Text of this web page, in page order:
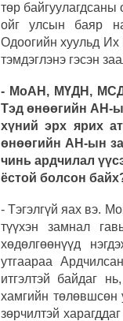
төр
ойг улсын баяр
Одоогийн хуульд Их
тэмдэглэнэ гэсэн
- МоАН, МҮДН,
Тэд өнөөгийн АН-
хүний эрх ярих
өнөөгийн АН-ын
чинь ардчилал
ёстой болсон
- Тэгэлгүй яах вэ.
түүхэн замнал
хөдөлгөөнүүд
утгаараа
итгэлтэй байдаг
хамгийн төлөвшсөн
зөрчилтэй